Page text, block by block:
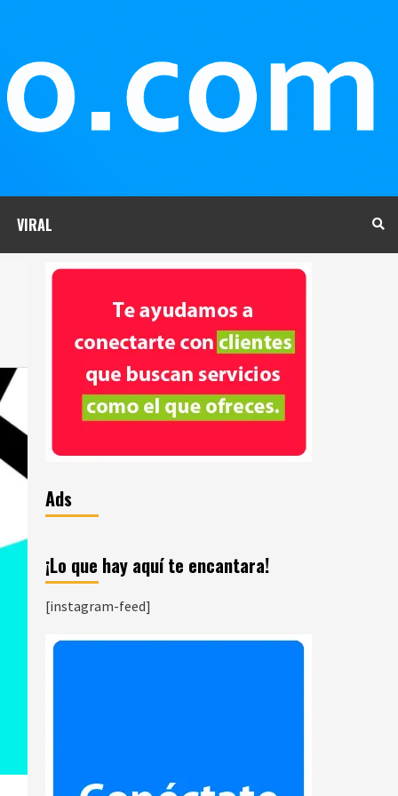
VIRAL
Ads
¡Lo que hay aquí te encantara!
[instagram-feed]